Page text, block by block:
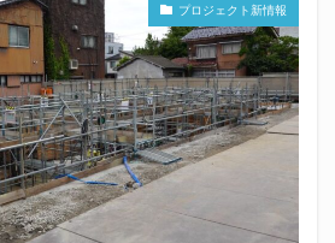
プロジェクト新情報